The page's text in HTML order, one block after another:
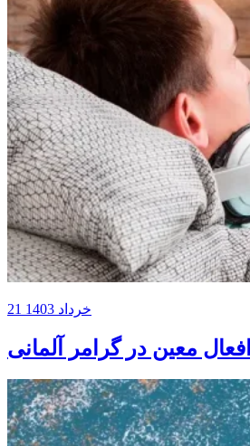
21 خرداد 1403
افعال معین در گرامر آلمانی